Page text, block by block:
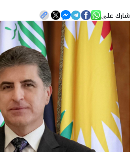
المؤسسات
الأخبار
المعرض
شارك على